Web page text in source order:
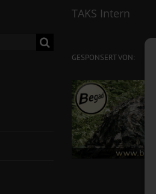
TAKS Intern
GESPONSERT VON: